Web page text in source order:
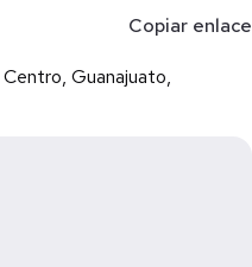
Copiar enlace
Guanajuato,